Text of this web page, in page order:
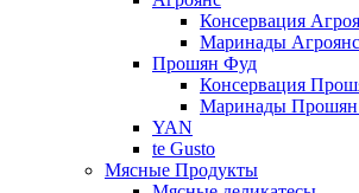
Консервация
Маринады Агроянс
Прошян Фуд
Консервация
Маринады
YAN
te Gusto
Мясные Продукты